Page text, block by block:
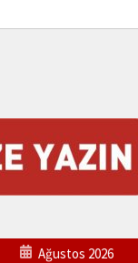
Ağustos 2026